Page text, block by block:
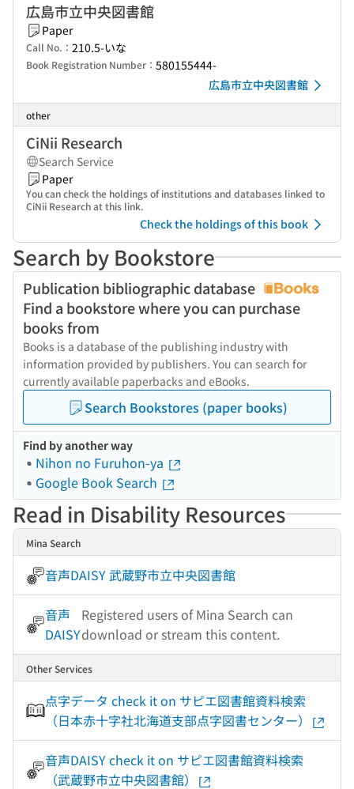
広島市立中央図書館
Paper
Call No.： 210.5-いな
Book Registration Number： 580155444-
広島市立中央図書館
other
CiNii Research
Search Service
Paper
You can check the holdings of institutions and databases linked to
CiNii Research at this link.
Check the holdings of this book
Search by Bookstore
Publication bibliographic database
Find a bookstore where you can purchase
books from
Books is a database of the publishing industry with
information provided by publishers. You can search for
currently available paperbacks and eBooks.
Search Bookstores (paper books)
Find by another way
Nihon no Furuhon-ya
Google Book Search
Read in Disability Resources
Mina Search
音声DAISY 武蔵野市立中央図書館
音声
DAISY
Registered users of Mina Search can
download or stream this content.
Other Services
点字データ check it on サピエ図書館資料検索
（日本赤十字社北海道支部点字図書センター）
音声DAISY check it on サピエ図書館資料検索
（武蔵野市立中央図書館）